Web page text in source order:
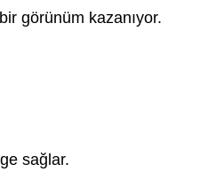
görünüm kazanıyor.
sağlar.